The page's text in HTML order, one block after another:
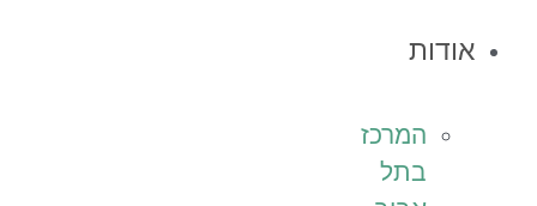
אודות
המרכז
בתל